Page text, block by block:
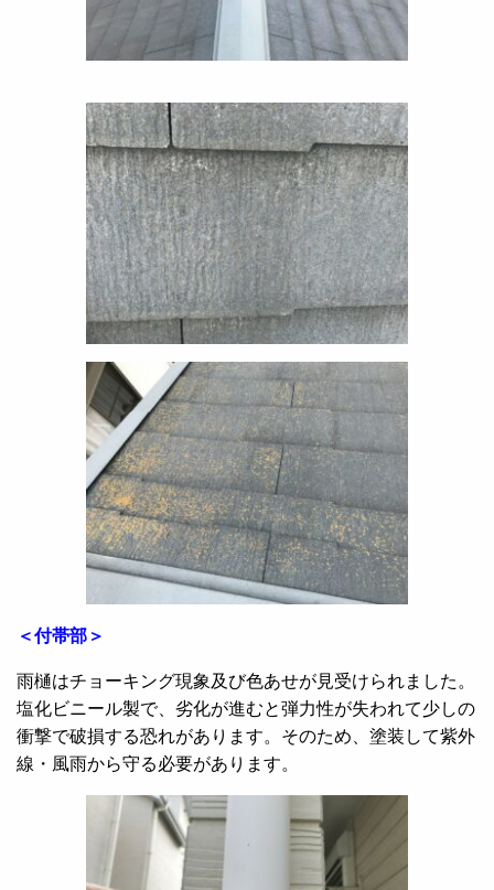
＜付帯部＞
雨樋はチョーキング現象及び色あせが見受けられました。
塩化ビニール製で、劣化が進むと弾力性が失われて少しの
衝撃で破損する恐れがあります。そのため、塗装して紫外
線・風雨から守る必要があります。